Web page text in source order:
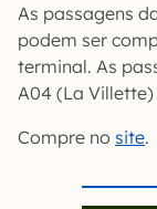
As passagens
podem ser
terminal. As
A04 (La
Compre no site.